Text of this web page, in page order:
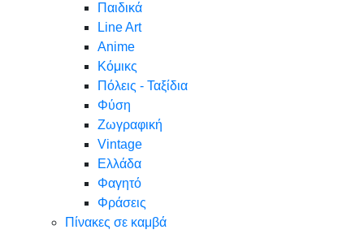
Παιδικά
Line Art
Anime
Κόμικς
Πόλεις - Ταξίδια
Φύση
Ζωγραφική
Vintage
Ελλάδα
Φαγητό
Φράσεις
Πίνακες σε καμβά